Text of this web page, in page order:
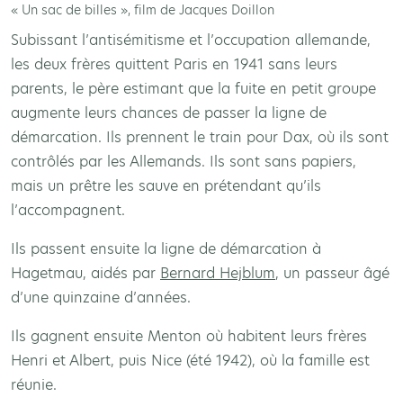
« Un sac de billes », film de Jacques Doillon
Subissant l’antisémitisme et l’occupation allemande,
les deux frères quittent Paris en 1941 sans leurs
parents, le père estimant que la fuite en petit groupe
augmente leurs chances de passer la ligne de
démarcation. Ils prennent le train pour Dax, où ils sont
contrôlés par les Allemands. Ils sont sans papiers,
mais un prêtre les sauve en prétendant qu’ils
l’accompagnent.
Ils passent ensuite la ligne de démarcation à
Hagetmau, aidés par Bernard Hejblum, un passeur âgé
d’une quinzaine d’années.
Ils gagnent ensuite Menton où habitent leurs frères
Henri et Albert, puis Nice (été 1942), où la famille est
réunie.